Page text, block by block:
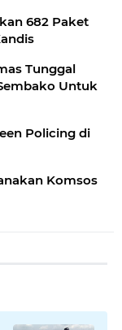
682 Paket
Tunggal
Untuk
Policing di
Komsos